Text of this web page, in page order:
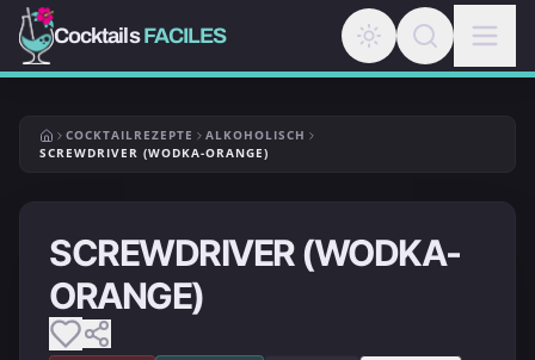
CocktailsFACILES
COCKTAILREZEPTE
ALKOHOLISCH
SCREWDRIVER (WODKA-ORANGE)
SCREWDRIVER (WODKA-
ORANGE)